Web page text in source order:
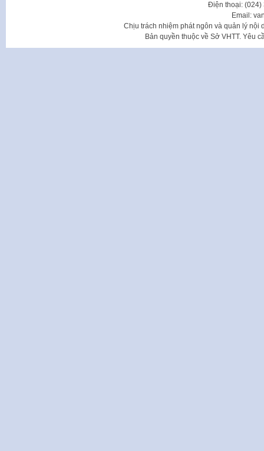
Điện thoại: (024)
Email:
Chịu trách nhiệm phát ngôn và quản lý nội
Bản quyền thuộc về Sở VHTT. Yêu